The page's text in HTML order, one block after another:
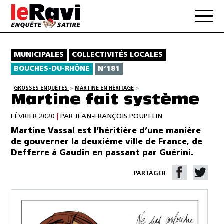
MUNICIPALES
COLLECTIVITÉS LOCALES
BOUCHES-DU-RHÔNE
N°181
GROSSES ENQUÊTES > MARTINE EN HÉRITAGE>
Martine fait système
FÉVRIER 2020 PAR JEAN-FRANÇOIS POUPELIN
Martine Vassal est l’héritière d’une manière
de gouverner la deuxième ville de France, de
Defferre à Gaudin en passant par Guérini.
PARTAGER